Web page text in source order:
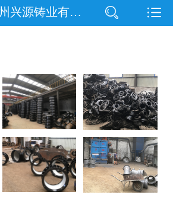
网站首页
信息动态
产品展示
企业文化
联系我们
沧州兴源铸业有限公司